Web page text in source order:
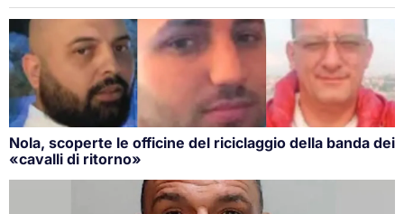
Nola, scoperte le officine del riciclaggio della banda dei
«cavalli di ritorno»